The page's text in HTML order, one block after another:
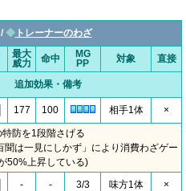
◆トレーナーのわざ
最大
威力
命中
MG
PP
対象 直接
追加効果・備考
177 100 相手1体 ×
防を1段階さげる
聞は一見にしかず」により消費わざゲー
50%上昇している)
- - 3/3 味方1体 ×